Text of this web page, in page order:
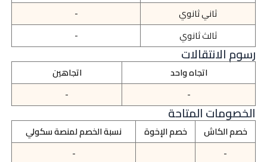
ثاني ثانوي
-
ثالث ثانوي
-
رسوم الانتقالات
اتجاه واحد
اتجاهين
-
-
الخصومات المتاحة
خصم الكاش خصم الإخوة
نسبة الخصم لمنصة سكولي
-
-